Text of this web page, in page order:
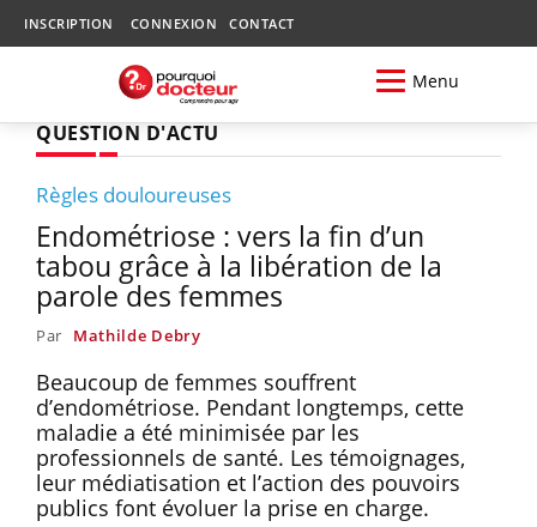
INSCRIPTION CONNEXION CONTACT
Menu
QUESTION D'ACTU
Règles douloureuses
Endométriose : vers la fin d’un
tabou grâce à la libération de la
parole des femmes
Par Mathilde Debry
Beaucoup de femmes souffrent
d’endométriose. Pendant longtemps, cette
maladie a été minimisée par les
professionnels de santé. Les témoignages,
leur médiatisation et l’action des pouvoirs
publics font évoluer la prise en charge.